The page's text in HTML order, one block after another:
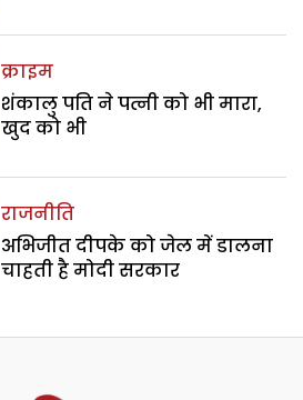
क्राइम
शंकालु पति ने पत्नी को भी मारा,
खुद को भी
राजनीति
अभिजीत दीपके को जेल में डालना
चाहती है मोदी सरकार